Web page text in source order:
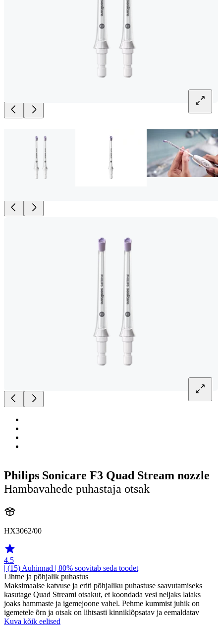
Philips Sonicare F3 Quad Stream nozzle
Hambavahede puhastaja otsak
HX3062/00
4.5
| (15) Auhinnad | 80% soovitab seda toodet
Lihtne ja põhjalik puhastus
Maksimaalse katvuse ja eriti põhjaliku puhastuse saavutamiseks
kasutage Quad Streami otsakut, et koondada vesi neljaks laiaks
joaks hammaste ja igemejoone vahel. Pehme kummist juhik on
igemetele õrn ja otsak on lihtsasti kinniklõpsatav ja eemaldatav
Kuva kõik eelised